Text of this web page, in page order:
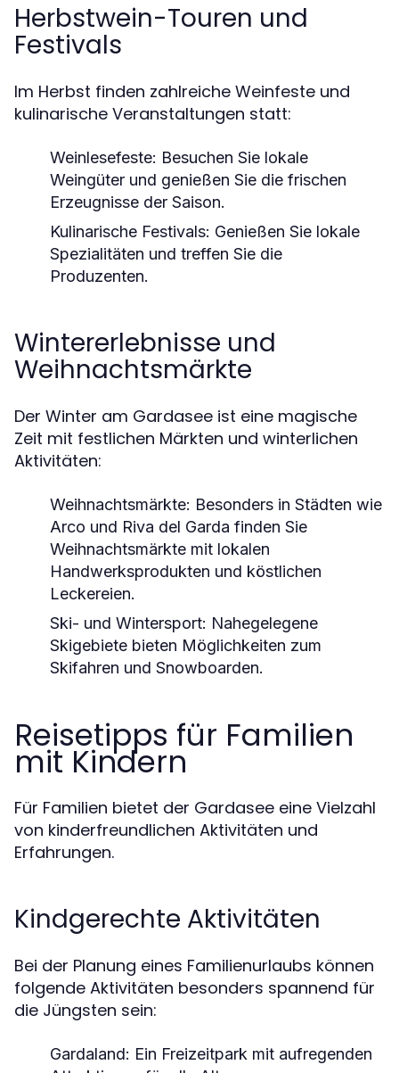
Herbstwein-Touren und
Festivals
Im Herbst finden zahlreiche Weinfeste und
kulinarische Veranstaltungen statt:
Weinlesefeste: Besuchen Sie lokale
Weingüter und genießen Sie die frischen
Erzeugnisse der Saison.
Kulinarische Festivals: Genießen Sie lokale
Spezialitäten und treffen Sie die
Produzenten.
Wintererlebnisse und
Weihnachtsmärkte
Der Winter am Gardasee ist eine magische
Zeit mit festlichen Märkten und winterlichen
Aktivitäten:
Weihnachtsmärkte: Besonders in Städten wie
Arco und Riva del Garda finden Sie
Weihnachtsmärkte mit lokalen
Handwerksprodukten und köstlichen
Leckereien.
Ski- und Wintersport: Nahegelegene
Skigebiete bieten Möglichkeiten zum
Skifahren und Snowboarden.
Reisetipps für Familien
mit Kindern
Für Familien bietet der Gardasee eine Vielzahl
von kinderfreundlichen Aktivitäten und
Erfahrungen.
Kindgerechte Aktivitäten
Bei der Planung eines Familienurlaubs können
folgende Aktivitäten besonders spannend für
die Jüngsten sein:
Gardaland: Ein Freizeitpark mit aufregenden